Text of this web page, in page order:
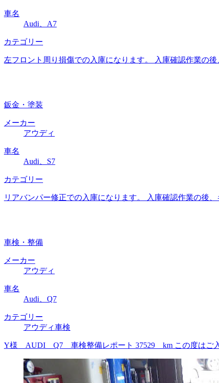
車名
Audi、A7
カテゴリー
左フロント周り損傷での入庫になります。 入庫確認作業の
鈑金・塗装
メーカー
アウディ
車名
Audi、S7
カテゴリー
リアバンパー修正での入庫になります。 入庫確認作業の後
車検・整備
メーカー
アウディ
車名
Audi、Q7
カテゴリー
アウディ車検
Y様 AUDI Q7 車検整備レポート 37529 km この度はご入